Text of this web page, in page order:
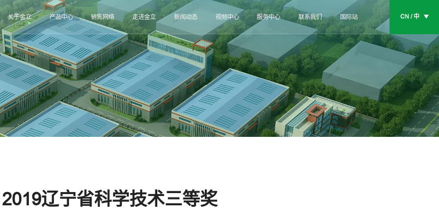
关于金立 产品中心 销售网络 走进金立 新闻动态 视频中心 服务中心 联系我们 国际站 CN / 中
2019辽宁省科学技术三等奖